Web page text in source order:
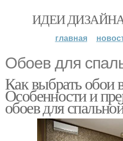
ИДЕИ
главная
Обоев для
Как выбрать обои
Особенности и
обоев для